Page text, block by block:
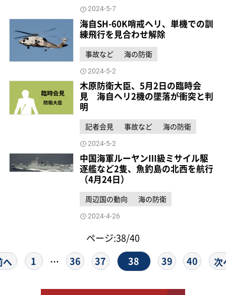
2024-5-7
海自SH-60K哨戒ヘリ、単機での訓
練飛行を見合わせ解除
事故など 海の防衛
2024-5-2
木原防衛大臣、5月2日の臨時会
見 海自ヘリ2機の墜落が衝突と判
明
記者会見 事故など 海の防衛
2024-5-2
中国海軍ルーヤンⅢ級ミサイル駆
逐艦など2隻、魚釣島の北西を航行
（4月24日）
周辺国の動向 海の防衛
2024-4-26
ページ:38/40
へ
1 … 36 37 38 39 40 次